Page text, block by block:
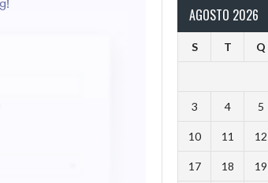
AGOSTO 2026
S T Q
3 4 5
10 11 12
17 18 19